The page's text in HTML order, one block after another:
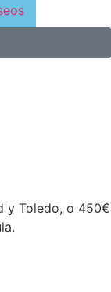
conseguir la
y Toledo, o 450€